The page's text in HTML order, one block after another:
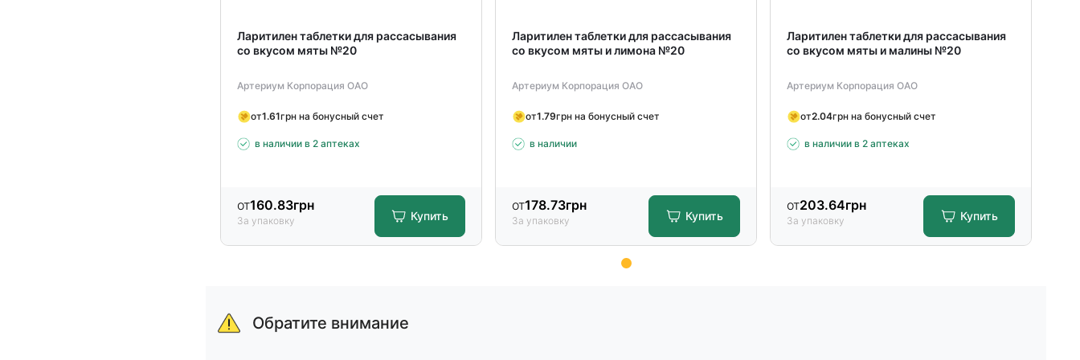
Ларитилен таблетки для рассасывания
со вкусом мяты №20
Артериум Корпорация ОАО
от1.61грн на бонусный счет
в наличии в 2 аптеках
от160.83грн
За упаковку Купить
Ларитилен таблетки для рассасывания
со вкусом мяты и лимона №20
Артериум Корпорация ОАО
от1.79грн на бонусный счет
в наличии
от178.73грн
За упаковку Купить
Ларитилен таблетки для рассасывания
со вкусом мяты и малины №20
Артериум Корпорация ОАО
от2.04грн на бонусный счет
в наличии в 2 аптеках
от203.64грн
За упаковку Купить
15
Обратите внимание